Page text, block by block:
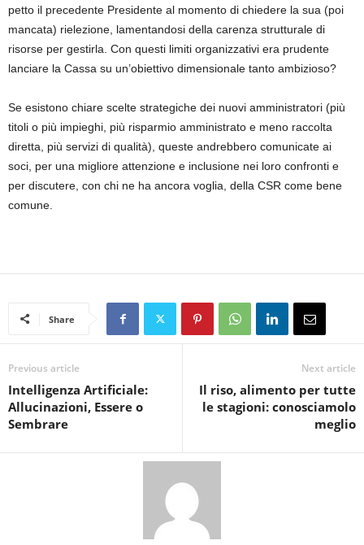
petto il precedente Presidente al momento di chiedere la sua (poi
mancata) rielezione, lamentandosi della carenza strutturale di
risorse per gestirla. Con questi limiti organizzativi era prudente
lanciare la Cassa su un’obiettivo dimensionale tanto ambizioso?
Se esistono chiare scelte strategiche dei nuovi amministratori (più
titoli o più impieghi, più risparmio amministrato e meno raccolta
diretta, più servizi di qualità), queste andrebbero comunicate ai
soci, per una migliore attenzione e inclusione nei loro confronti e
per discutere, con chi ne ha ancora voglia, della CSR come bene
comune.
Share
Previous article
Intelligenza Artificiale:
Allucinazioni, Essere o
Sembrare
Next article
Il riso, alimento per tutte
le stagioni: conosciamolo
meglio